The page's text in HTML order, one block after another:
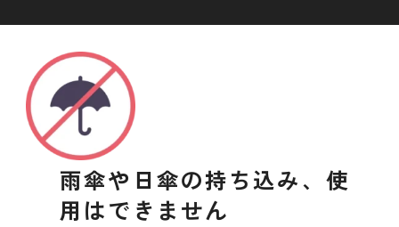
雨傘や日傘の持ち込み、使
用はできません